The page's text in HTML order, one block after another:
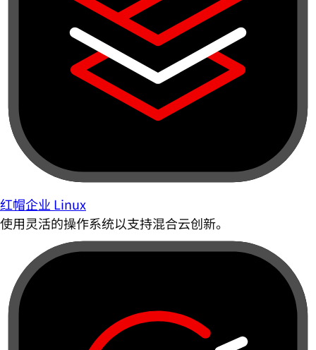
红帽企业 Linux
使用灵活的操作系统以支持混合云创新。